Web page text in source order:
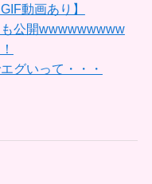
動画あり】
公開wwwwwwwww
グいって・・・